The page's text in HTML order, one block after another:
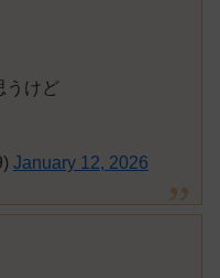
うけど
January 12, 2026